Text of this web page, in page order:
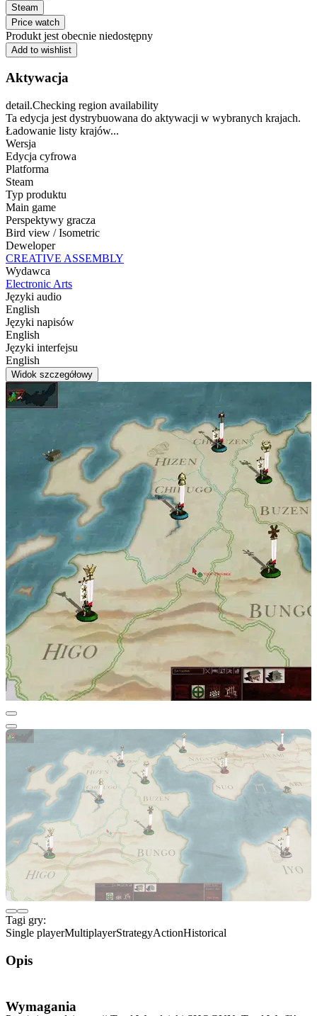
Steam
Price watch
Produkt jest obecnie niedostępny
Add to wishlist
Aktywacja
detail.Checking region availability
Ta edycja jest dystrybuowana do aktywacji w wybranych krajach.
Ładowanie listy krajów...
Wersja
Edycja cyfrowa
Platforma
Steam
Typ produktu
Main game
Perspektywy gracza
Bird view / Isometric
Deweloper
CREATIVE ASSEMBLY
Wydawca
Electronic Arts
Języki audio
English
Języki napisów
English
Języki interfejsu
English
Widok szczegółowy
Tagi gry:
Single playerMultiplayerStrategyActionHistorical
Opis
Wymagania